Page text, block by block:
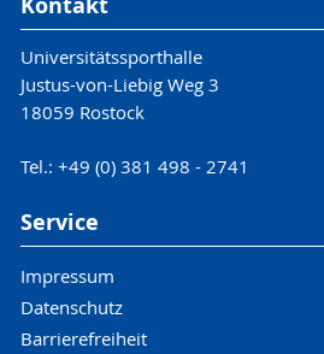
Universitätssporthalle
Justus-von-Liebig Weg 3
18059 Rostock
Tel.: +49 (0) 381 498 - 2741
Service
Impressum
Datenschutz
Barrierefreiheit